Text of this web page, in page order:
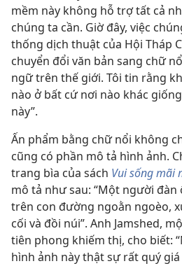
mềm này không hỗ trợ tất cả
chúng ta cần. Giờ đây, việc
thống dịch thuật của Hội Tháp
chuyển đổi văn bản sang chữ
ngữ trên thế giới. Tôi tin rằng
nào ở bất cứ nơi nào khác
này”.
Ấn phẩm bằng chữ nổi không
cũng có phần mô tả hình ảnh.
trang bìa của sách Vui sống mãi
mô tả như sau: “Một người
trên con đường ngoằn ngoèo,
cối và đồi núi”. Anh Jamshed,
tiên phong khiếm thị, cho biết:
hình ảnh này thật sự rất quý giá